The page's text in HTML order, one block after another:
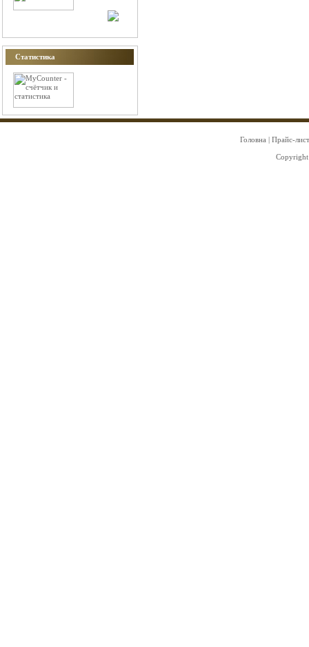
Статистика
Головна | Прайс-лист